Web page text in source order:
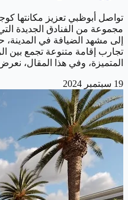
تواصل أبوظبي تعزيز مكانتها
مجموعة من الفنادق الجديدة
إلى مشهد الضيافة في المدينة،
تجارب إقامة متنوعة تجمع بين
المتميزة، وفي هذا المقال،
19 سبتمبر 2024